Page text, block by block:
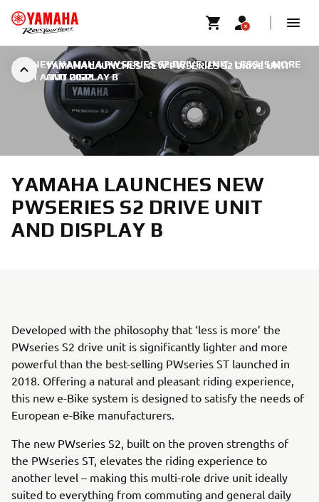
YAMAHA LAUNCHES NEW PWSERIES S2 DRIVE UNIT
AND DISPLAY B
ALL NEW YAMAHA PWSERIES S2 DRIVE UNIT: LESS IS MORE
31 AOÛT 2022
YAMAHA LAUNCHES NEW
PWSERIES S2 DRIVE UNIT
AND DISPLAY B
Developed with the philosophy that ‘less is more’ the
PWseries S2 drive unit is significantly lighter and more
powerful than the best-selling PWseries ST launched in
2018. Offering a natural and pleasant riding experience,
this new e-Bike system is designed to satisfy the needs of
European e-Bike manufacturers.
The new PWseries S2, built on the proven strengths of
the PWseries ST, elevates the riding experience to
another level – making this multi-role drive unit ideally
suited to everything from commuting and general daily